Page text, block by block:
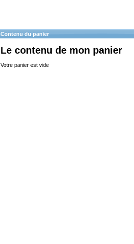
Contenu du panier
Le contenu de mon panier
Votre panier est vide